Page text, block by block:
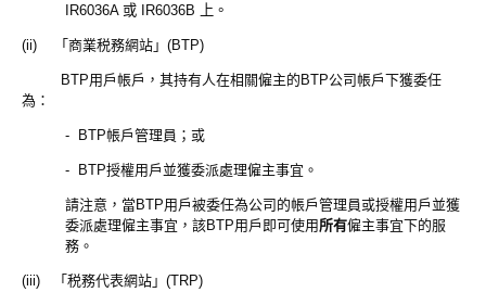
IR6036A 或 IR6036B 上。
(ii) 「商業税務網站」(BTP)
BTP用戶帳戶，其持有人在相關僱主的BTP公司帳戶下獲委任
為：
- BTP帳戶管理員；或
- BTP授權用戶並獲委派處理僱主事宜。
請注意，當BTP用戶被委任為公司的帳戶管理員或授權用戶並獲
委派處理僱主事宜，該BTP用戶即可使用所有僱主事宜下的服
務。
(iii) 「税務代表網站」(TRP)